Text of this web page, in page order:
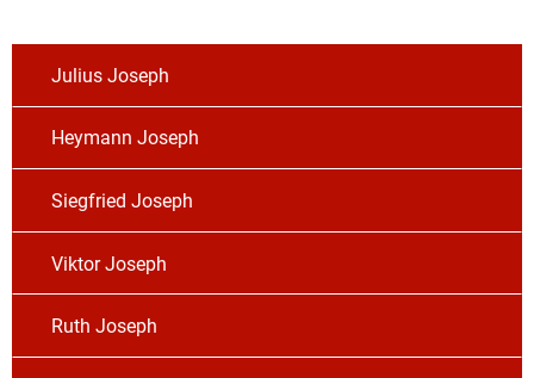
Julius Joseph
Heymann Joseph
Siegfried Joseph
Viktor Joseph
Ruth Joseph